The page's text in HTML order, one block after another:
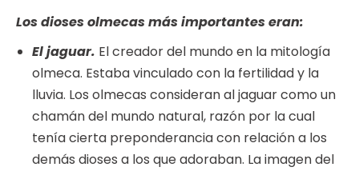
Los dioses olmecas más importantes eran:
El jaguar. El creador del mundo en la mitología
olmeca. Estaba vinculado con la fertilidad y la
lluvia. Los olmecas consideran al jaguar como un
chamán del mundo natural, razón por la cual
tenía cierta preponderancia con relación a los
demás dioses a los que adoraban. La imagen del